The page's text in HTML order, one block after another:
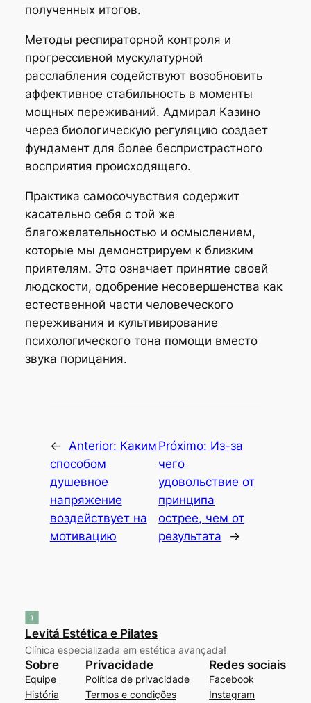
полученных итогов.
Методы респираторной контроля и
прогрессивной мускулатурной
расслабления содействуют возобновить
аффективное стабильность в моменты
мощных переживаний. Адмирал Казино
через биологическую регуляцию создает
фундамент для более беспристрастного
восприятия происходящего.
Практика самосочувствия содержит
касательно себя с той же
благожелательностью и осмыслением,
которые мы демонстрируем к близким
приятелям. Это означает принятие своей
людскости, одобрение несовершенства как
естественной части человеческого
переживания и культивирование
психологического тона помощи вместо
звука порицания.
← Anterior: Каким
способом
душевное
напряжение
воздействует на
мотивацию
Próximo: Из-за
чего
удовольствие от
принципа
острее, чем от
результата
→
Levitá Estética e Pilates
Clínica especializada em estética avançada!
Sobre
Equipe
História
Privacidade
Política de privacidade
Termos e condições
Redes sociais
Facebook
Instagram